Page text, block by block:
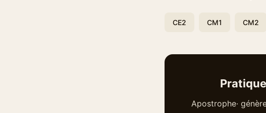
CE2 CM1 CM2
Apostrophe·